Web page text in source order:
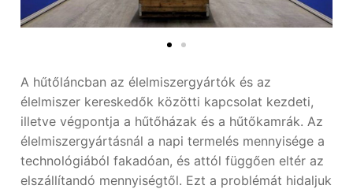
A hűtőláncban az élelmiszergyártók és az
élelmiszer kereskedők közötti kapcsolat kezdeti,
illetve végpontja a hűtőházak és a hűtőkamrák. Az
élelmiszergyártásnál a napi termelés mennyisége a
technológiából fakadóan, és attól függően eltér az
elszállítandó mennyiségtől. Ezt a problémát hidaljuk